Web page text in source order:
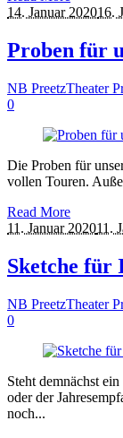
14. Januar 202016.
Proben für
NB PreetzTheater
0
Die Proben für
vollen Touren.
Read More
11. Januar 202011.
Sketche für
NB PreetzTheater
0
Steht demnächst
oder der
noch...